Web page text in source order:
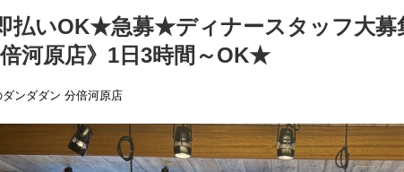
払いOK★急募★ディナースタッフ大募
河原店》1日3時間～OK★
ダンダダン 分倍河原店